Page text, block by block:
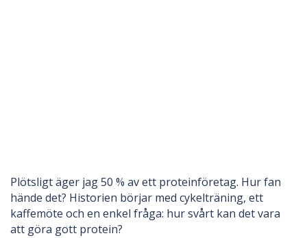
Plötsligt äger jag 50 % av ett proteinföretag. Hur fan
hände det? Historien börjar med cykelträning, ett
kaffemöte och en enkel fråga: hur svårt kan det vara
att göra gott protein?